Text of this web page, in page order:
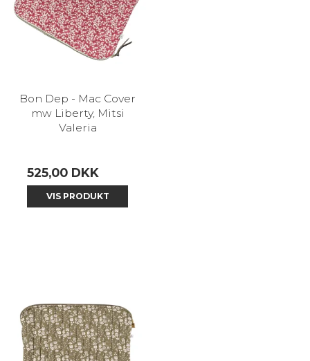
Bon Dep - Mac Cover
mw Liberty, Mitsi
Valeria
525,00 DKK
VIS PRODUKT